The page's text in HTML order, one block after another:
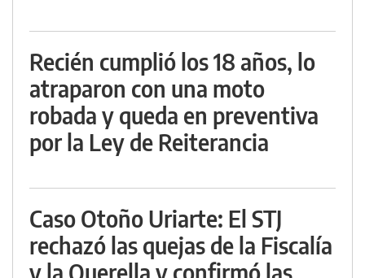
Recién cumplió los 18 años, lo
atraparon con una moto
robada y queda en preventiva
por la Ley de Reiterancia
Caso Otoño Uriarte: El STJ
rechazó las quejas de la Fiscalía
y la Querella y confirmó las